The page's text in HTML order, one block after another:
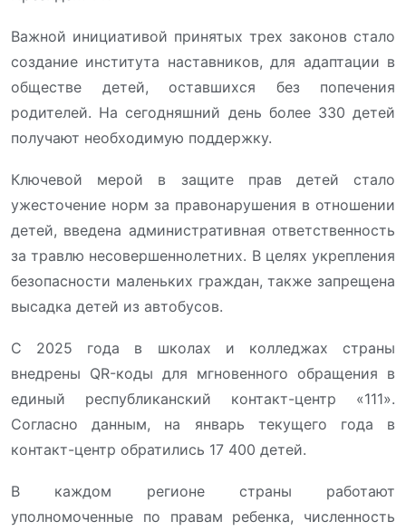
Важной инициативой принятых трех законов стало
создание института наставников, для адаптации в
обществе детей, оставшихся без попечения
родителей. На сегодняшний день более 330 детей
получают необходимую поддержку.
Ключевой мерой в защите прав детей стало
ужесточение норм за правонарушения в отношении
детей, введена административная ответственность
за травлю несовершеннолетних. В целях укрепления
безопасности маленьких граждан, также запрещена
высадка детей из автобусов.
С 2025 года в школах и колледжах страны
внедрены QR-коды для мгновенного обращения в
единый республиканский контакт-центр «111».
Согласно данным, на январь текущего года в
контакт-центр обратились 17 400 детей.
В каждом регионе страны работают
уполномоченные по правам ребенка, численность